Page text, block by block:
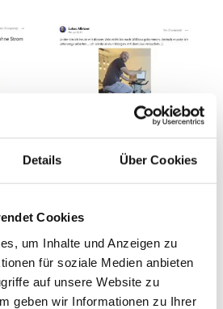
Details Über Cookies
Cookies
um Inhalte und Anzeigen zu
für soziale Medien anbieten
auf unsere Website zu
geben wir Informationen zu Ihrer
Lukas